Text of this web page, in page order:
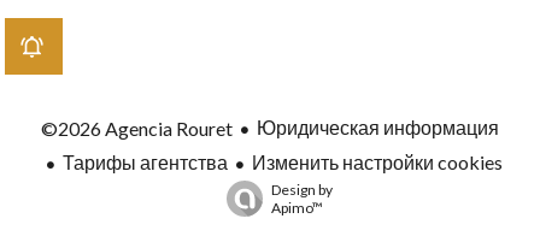
©2026 Agencia Rouret
Юридическая информация
Тарифы агентства
Изменить настройки cookies
Design by
Apimo™